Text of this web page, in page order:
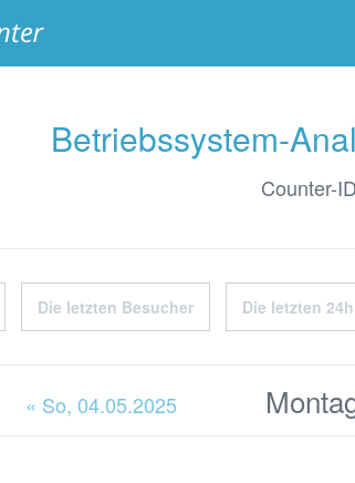
Betriebssystem-
Counter-
Die letzten Besucher Die letzten 24h
« So, 04.05.2025